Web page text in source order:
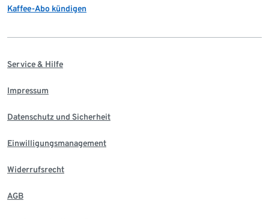
Kaffee-Abo kündigen
Service & Hilfe
Impressum
Datenschutz und Sicherheit
Einwilligungsmanagement
Widerrufsrecht
AGB